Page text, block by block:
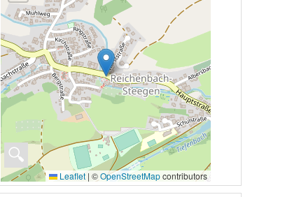
🔍
Leaflet | ©OpenStreetMapcontributors